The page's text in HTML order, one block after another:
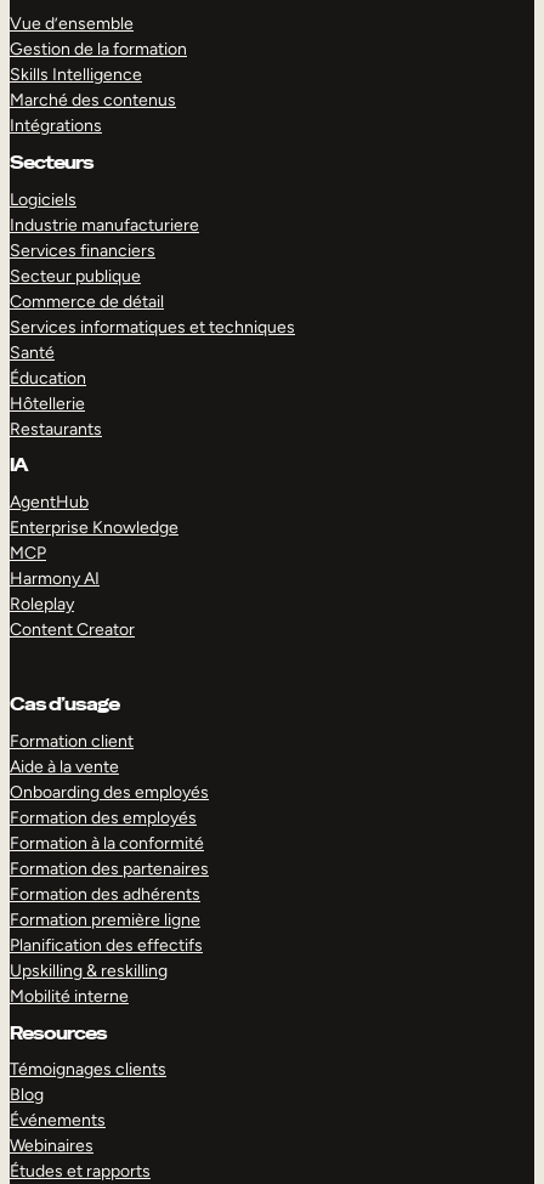
Vue d’ensemble
Gestion de la formation
Skills Intelligence
Marché des contenus
Intégrations
Secteurs
Logiciels
Industrie manufacturiere
Services financiers
Secteur publique
Commerce de détail
Services informatiques et techniques
Santé
Éducation
Hôtellerie
Restaurants
IA
AgentHub
Enterprise Knowledge
MCP
Harmony AI
Roleplay
Content Creator
Cas d’usage
Formation client
Aide à la vente
Onboarding des employés
Formation des employés
Formation à la conformité
Formation des partenaires
Formation des adhérents
Formation première ligne
Planification des effectifs
Upskilling & reskilling
Mobilité interne
Resources
Témoignages clients
Blog
Événements
Webinaires
Études et rapports